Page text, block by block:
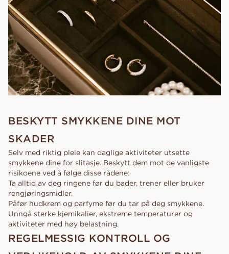
BESKYTT SMYKKENE DINE MOT
SKADER
Selv med riktig pleie kan daglige aktiviteter utsette
smykkene dine for slitasje. Beskytt dem mot de vanligste
risikoene ved å følge disse rådene:
Ta alltid av deg ringene før du bader, trener eller bruker
rengjøringsmidler.
Påfør hudkrem og parfyme før du tar på deg smykkene.
Unngå sterke kjemikalier, ekstreme temperaturer og
aktiviteter med høy belastning.
REGELMESSIG KONTROLL OG